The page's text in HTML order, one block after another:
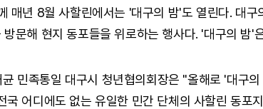
매년 8월 사할린에서는 '대구의 밤'도 열린다. 대구
문해 현지 동포들을 위로하는 행사다. '대구의 밤'
민족통일 대구시 청년협의회장은 "올해로 '대구
국 어디에도 없는 유일한 민간 단체의 사할린 동포